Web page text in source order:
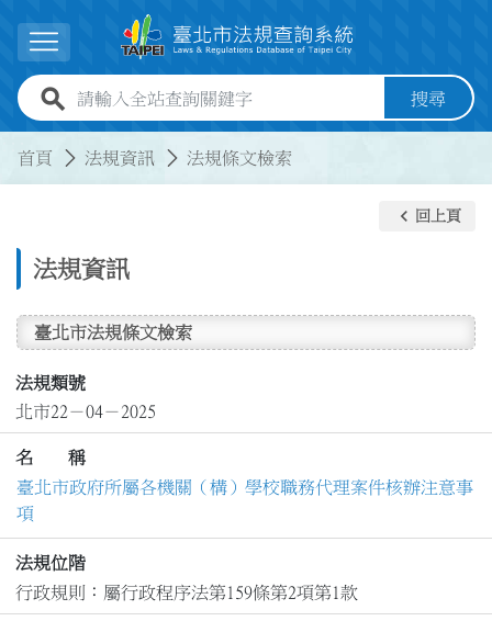
展開選單
全站查詢關鍵字欄位 搜尋
首頁 法規資訊 法規條文檢索
法規資訊
keyboard_arrow_left 回上頁
臺北市法規條文檢索
法規類號
北市22－04－2025
名 稱
臺北市政府所屬各機關（構）學校職務代理案件核辦注意事
項
法規位階
行政規則：屬行政程序法第159條第2項第1款